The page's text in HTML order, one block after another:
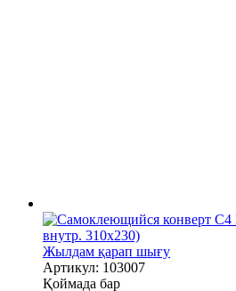
Жылдам қарап шығу
Артикул: 103007
Қоймада бар